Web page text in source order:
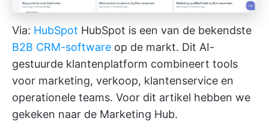
Via: HubSpot HubSpot is een van de bekendste
B2B CRM-software op de markt. Dit AI-
gestuurde klantenplatform combineert tools
voor marketing, verkoop, klantenservice en
operationele teams. Voor dit artikel hebben we
gekeken naar de Marketing Hub.